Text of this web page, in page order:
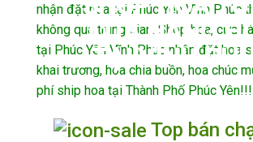
nhận đặt hoa tại Phúc Yên Vĩnh Phúc
không qua trung gian. Shop hoa, cửa
tại Phúc Yên Vĩnh Phúc nhận đặt hoa
khai trương, hoa chia buồn, hoa chúc
phí ship hoa tại Thành Phố Phúc Yên!!!
Top bán